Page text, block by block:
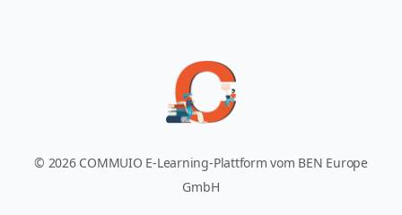
© 2026 COMMUIO E-Learning-Plattform vom BEN Europe
GmbH